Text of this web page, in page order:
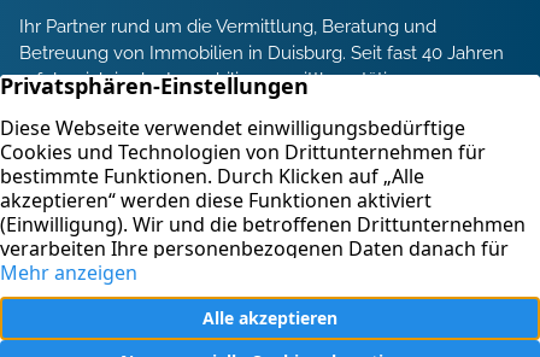
Ihr Partner rund um die Vermittlung, Beratung und
Betreuung von Immobilien in Duisburg. Seit fast 40 Jahren
erfolgreich in der Immobilienvermittlung tätig.
Energieberatung und Service
Immobilienbewertung
Kontakt